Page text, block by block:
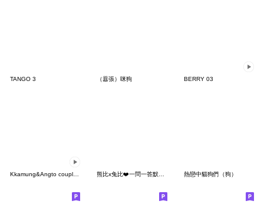
TANGO 3 （囂張）咪狗 BERRY 03
熱戀中貓狗們（狗）